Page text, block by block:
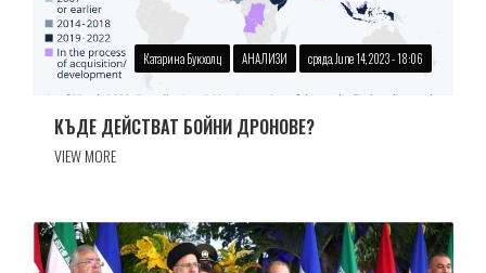
Катарина Букхолц АНАЛИЗИ сряда, June 14, 2023 - 18:06
КЪДЕ ДЕЙСТВАТ БОЙНИ ДРОНОВЕ?
VIEW MORE